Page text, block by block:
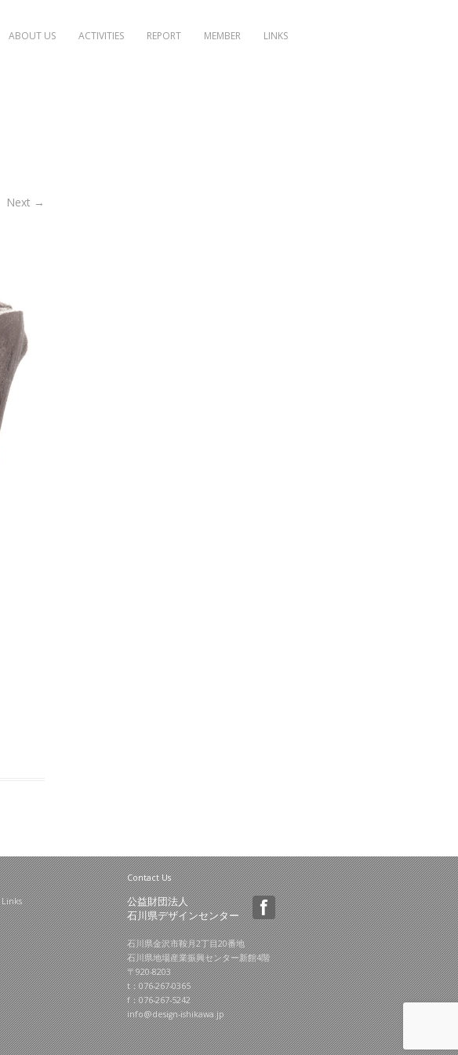
ABOUT US ACTIVITIES REPORT MEMBER LINKS
Next →
Links
Contact Us
公益財団法人
石川県デザインセンター
石川県金沢市鞍月2丁目20番地
石川県地場産業振興センター新館4階
〒920-8203
t：076-267-0365
f：076-267-5242
info@design-ishikawa.jp